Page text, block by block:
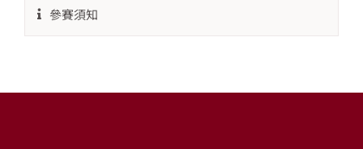
參賽須知